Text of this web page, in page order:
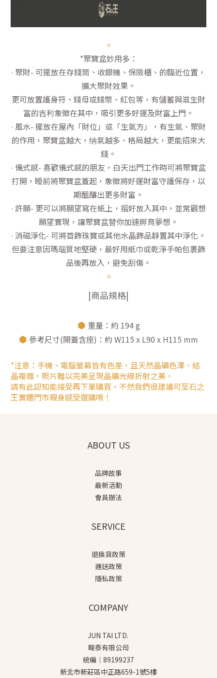
✧
*聚寶盆妙用多：
∙ 聚財- 可擺放在存錢筒、收銀機、保險櫃、的臨近位置，
擴大聚財效果。
更可放置護身符、錢母或錢幣、紅包等，有儲蓄與滋生財
富的吉利象徵在其中，吸引更多好運及財富上門。
∙ 風水- 擺放在屋內「財位」或「生氣方」，有生氣、聚財
的作用，聚寶盆越大，纳氣越多、格局越大，更能招來大
錢。
∙ 儀式感- 喜歡儀式感的朋友，白天出門工作時可將聚寶盆
打開，睡前將聚寶盆蓋起，象徵將好運財富守護保存，以
期醞釀出更多財富。
∙ 許願- 更可以將願望寫在紙上，摺好放入其中，並常觀想
願望實現，讓聚寶盆替你加速孵育夢想。
∙ 消磁淨化- 可將首飾珠寶或其他水晶飾品靜置其中淨化。
但要注意因瑪瑙質地堅硬，最好用紙巾或乾淨手帕包裹飾
品後再放入，避免刮傷。
✧
|商品規格|
⬢ 重量：約 194 g
⬢ 參考尺寸(開蓋含座)：約 W115 x L90 x H115 mm
*注意：手機、電腦螢幕皆有色差，且天然晶礦色澤、結
晶複雜，照片難以完美呈現晶礦光線折射之美，
請有此認知能接受再下單購買，不然我們很建議可至石之
王實體門市親身感受選購唷！
ABOUT US
品牌故事
最新活動
會員辦法
SERVICE
退換貨政策
運送政策
隱私政策
COMPANY
JUN TAI LTD.
畯泰有限公司
統編｜89199237
新北市新莊區中正路659-1號5樓